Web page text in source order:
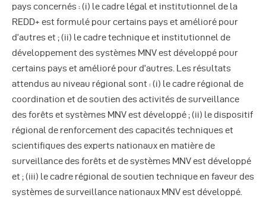
pays concernés : (i) le cadre légal et institutionnel de la
REDD+ est formulé pour certains pays et amélioré pour
d’autres et ; (ii) le cadre technique et institutionnel de
développement des systèmes MNV est développé pour
certains pays et amélioré pour d’autres. Les résultats
attendus au niveau régional sont : (i) le cadre régional de
coordination et de soutien des activités de surveillance
des forêts et systèmes MNV est développé ; (ii) le dispositif
régional de renforcement des capacités techniques et
scientifiques des experts nationaux en matière de
surveillance des forêts et de systèmes MNV est développé
et ; (iii) le cadre régional de soutien technique en faveur des
systèmes de surveillance nationaux MNV est développé.